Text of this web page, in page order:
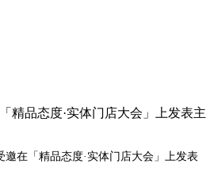
精品态度·实体门店大会」上发表主
在「精品态度·实体门店大会」上发表